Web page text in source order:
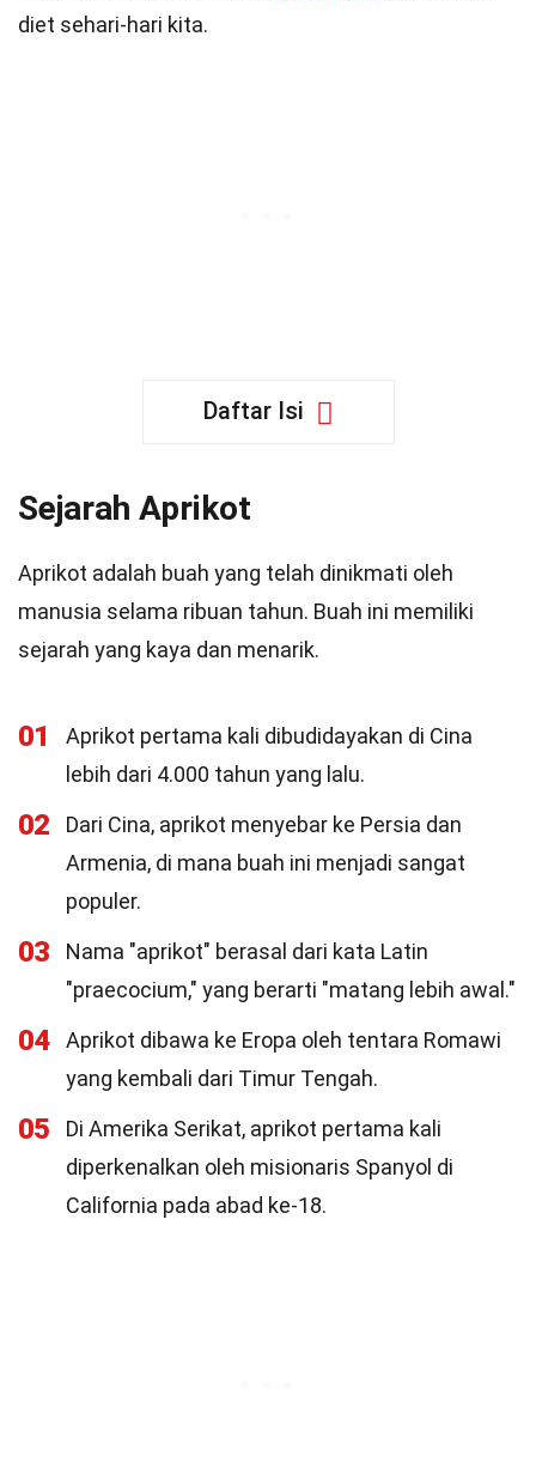
diet sehari-hari kita.
Daftar Isi
Sejarah Aprikot
Aprikot adalah buah yang telah dinikmati oleh
manusia selama ribuan tahun. Buah ini memiliki
sejarah yang kaya dan menarik.
01
Aprikot pertama kali dibudidayakan di Cina
lebih dari 4.000 tahun yang lalu.
02
Dari Cina, aprikot menyebar ke Persia dan
Armenia, di mana buah ini menjadi sangat
populer.
03
Nama "aprikot" berasal dari kata Latin
"praecocium," yang berarti "matang lebih awal."
04
Aprikot dibawa ke Eropa oleh tentara Romawi
yang kembali dari Timur Tengah.
05
Di Amerika Serikat, aprikot pertama kali
diperkenalkan oleh misionaris Spanyol di
California pada abad ke-18.